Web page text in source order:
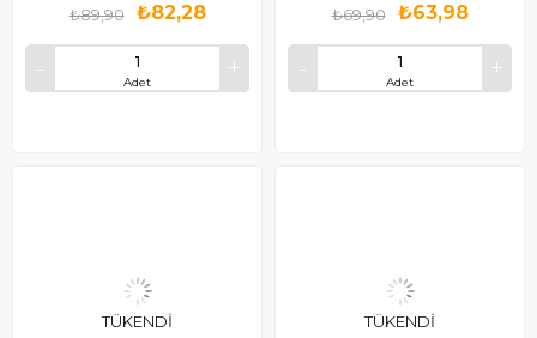
Adet
₺82,28
₺89,90
Adet
₺63,98
₺69,90
TÜKENDI TÜKENDI